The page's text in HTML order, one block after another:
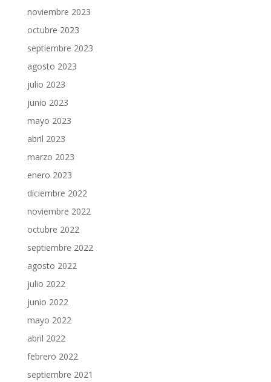
noviembre 2023
octubre 2023
septiembre 2023
agosto 2023
julio 2023
junio 2023
mayo 2023
abril 2023
marzo 2023
enero 2023
diciembre 2022
noviembre 2022
octubre 2022
septiembre 2022
agosto 2022
julio 2022
junio 2022
mayo 2022
abril 2022
febrero 2022
septiembre 2021